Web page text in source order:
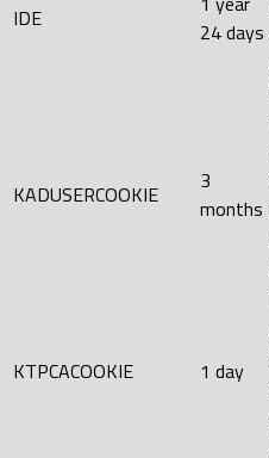
IDE
24 days
KADUSERCOOKIE
3
months
KTPCACOOKIE 1 day